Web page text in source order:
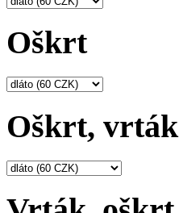
Oškrt
Oškrt, vrták